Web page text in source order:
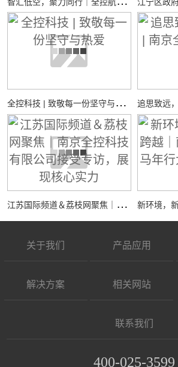
全
控科技 | 致敬每一份坚守与热爱
江
苏国际频道＆荔枝网聚焦｜南京全控科技有限公司接受专访，展现核心实力
关于我们 产品应用
解决方案 相关网站
联系我们
400-025-3599